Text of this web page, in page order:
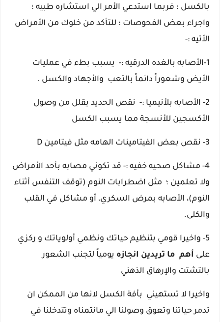
بالكسل ؛ فربما استدعي الأمر الي استشاره طبيه ؛
واجراء بعض الفحوصات ؛ للتأكد من خلوك من الأمراض
الأتيه :-
1-الأصابه بالغده الدرقيه :-
يسبب بطء في عمليات
الأيض وشعوراً دائماً بالتعب والأجهاد والكسل .
2- الأصابه بلأنيميا :-
نقص الحديد يقلل من وصول
الأكسجين للأنسجة مما يسبب الكسل
3- نقص بعض الفيتامينات الهامه مثل فيتامين D
4- مشاكل صحيه خفيه :- قد تكوني مصابه بأحد الأمراض
ولا تعلمين ؛ مثل اضطرابات النوم (توقف التنفس أثناء
النوم)، الأصابه بمرض السكري، أو مشاكل في القلب
والكلى.
5- واخيرا قومي بتنظيم حياتك ونظمي أولوياتك و
ركزي
على أهم ما تريدين انجازه يومياً لتجنب الشعور
بالتشتت والإرهاق الذهني
واخيرا لا تستهيني بأفة الكسل لانها من الممكن ان
تدمر حياتنا وتعوق وصولنا الي مانتمناه وتتدخلنا في